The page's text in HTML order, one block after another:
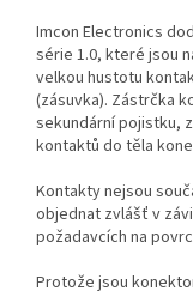
Imcon Electronics
série 1.0, které jsou
velkou hustotu
(zásuvka). Zástrčka
sekundární pojistku,
kontaktů do těla
Kontakty nejsou
objednat zvlášť v
požadavcích na
Protože jsou